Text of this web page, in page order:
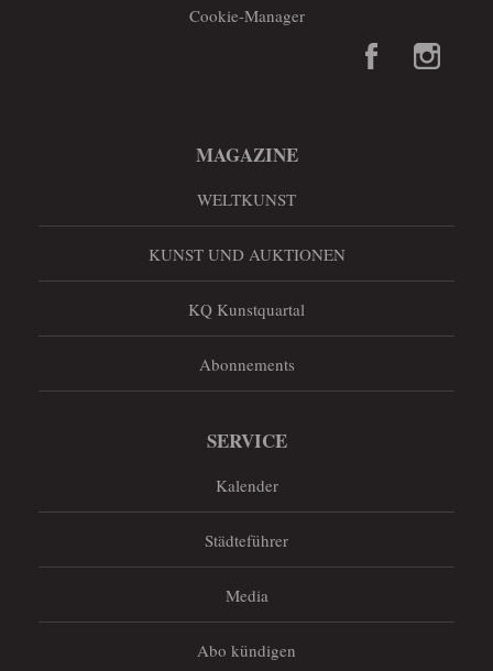
Cookie-Manager
MAGAZINE
WELTKUNST
KUNST UND AUKTIONEN
KQ Kunstquartal
Abonnements
SERVICE
Kalender
Städteführer
Media
Abo kündigen